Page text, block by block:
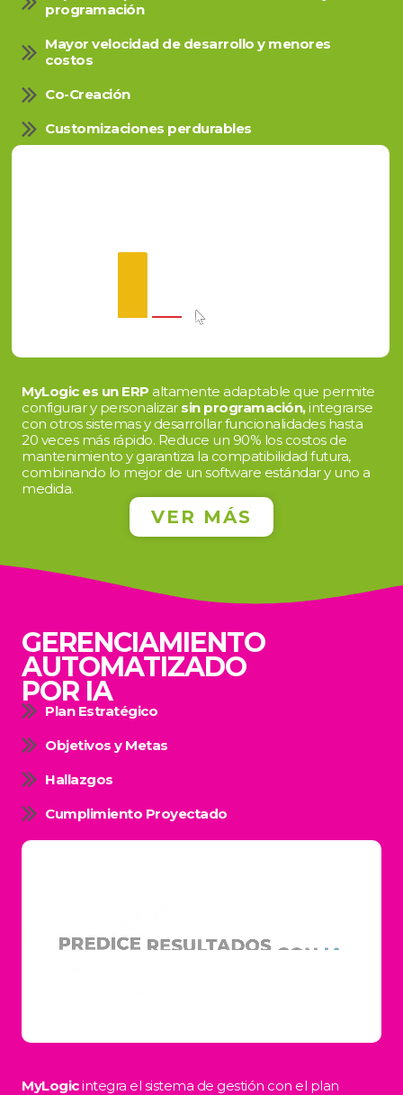
programación
Mayor velocidad de desarrollo y menores
costos
Co-Creación
Customizaciones perdurables
MyLogic es un ERP altamente adaptable que permite
configurar y personalizar sin programación,integrarse
con otros sistemas y desarrollar funcionalidades hasta
20 veces más rápido. Reduce un 90% los costos de
mantenimiento y garantiza la compatibilidad futura,
combinando lo mejor de un software estándar y uno a
medida.
VER MÁS
GERENCIAMIENTO
AUTOMATIZADO
POR IA
Plan Estratégico
Objetivos y Metas
Hallazgos
Cumplimiento Proyectado
MyLogicintegra el sistema de gestión con el plan